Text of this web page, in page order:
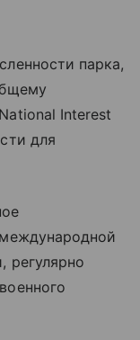
парка,
Interest
для
регулярно